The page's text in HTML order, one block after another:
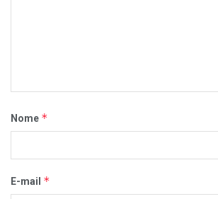
Nome *
E-mail *